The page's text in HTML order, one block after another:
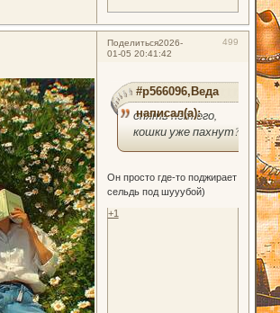
Поделиться 499
2026-
01-05 20:41:42
#p566096,Веда
написал(а):
опять нет его,
кошки уже пахнут?
Он просто где-то поджирает
сельдь под шууубой)
+1